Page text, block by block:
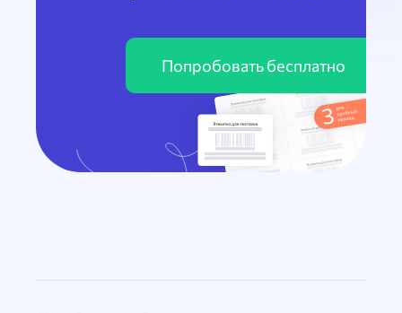
Попробовать бесплатно